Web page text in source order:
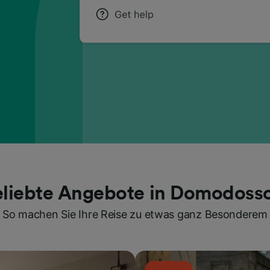
Angebote in
So machen Sie Ihre Reise zu etwas ganz Besonderem